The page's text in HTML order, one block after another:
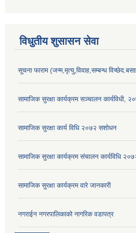
विधुतीय शुसासन सेवा
सूचना फाराम (जन्म,मृत्यु,विवाह,सम्बन्ध
सामाजिक सुरक्षा कार्यक्रम सञ्चालन कार्यविधी,
सामाजिक सुरक्षा कार्य विधि २०७२ स‌शोधन
सामाजिक सुरक्षा कार्यक्रम संचालन कार्यविधि
सामाजिक सुरक्षा कार्यक्रम वारे जानकारी
नगराईन नगरपालिकाको नागरिक वडापत्र